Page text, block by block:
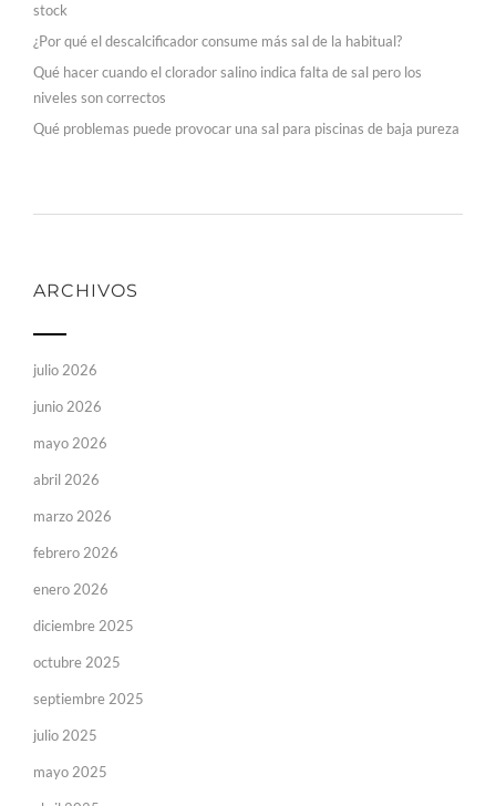
stock
¿Por qué el descalcificador consume más sal de la habitual?
Qué hacer cuando el clorador salino indica falta de sal pero los
niveles son correctos
Qué problemas puede provocar una sal para piscinas de baja pureza
ARCHIVOS
julio 2026
junio 2026
mayo 2026
abril 2026
marzo 2026
febrero 2026
enero 2026
diciembre 2025
octubre 2025
septiembre 2025
julio 2025
mayo 2025